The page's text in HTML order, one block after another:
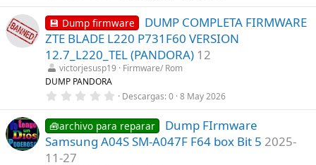
)0
0
e
s
t
r
e
a
(
s
)
💾 Dump firmware
DUMP COMPLETA FIRMWARE
ZTE BLADE L220 P731F60 VERSION
12.7_L220_TEL (PANDORA) 12
victorjesusp19
Firmware/ Rom
DUMP PANDORA
0
0
0
e
s
Descargas 0 8 May 2026
🧰archivo para reparar
Dump FIrmware
Samsung A04S SM-A047F F64 box Bit 5 2025-
11-27